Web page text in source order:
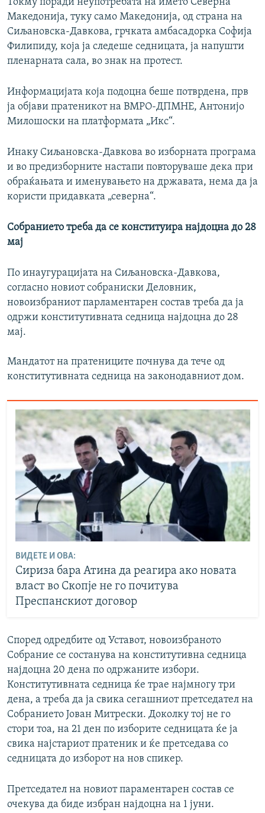
Македонија, туку само Македонија, од страна на
Сиљановска-Давкова, грчката амбасадорка Софија
Филипиду, која ја следеше седницата, ја напушти
пленарната сала, во знак на протест.
Информацијата која подоцна беше потврдена, прв
ја објави пратеникот на ВМРО-ДПМНЕ, Антонијо
Милошоски на платформата „Икс“.
Инаку Сиљановска-Давкова во изборната програма
и во предизборните настапи повторуваше дека при
обраќањата и именувањето на државата, нема да ја
користи придавката „северна“.
Собранието треба да се конституира најдоцна до 28
мај
По инаугурацијата на Сиљановска-Давкова,
согласно новиот собраниски Деловник,
новоизбраниот парламентарен состав треба да ја
одржи конститутивната седница најдоцна до 28
мај.
Мандатот на пратениците почнува да тече од
конститутивната седница на законодавниот дом.
ВИДЕТЕ И ОВА:
Сириза бара Атина да реагира ако новата
власт во Скопје не го почитува
Преспанскиот договор
Според одредбите од Уставот, новоизбраното
Собрание се состанува на конститутивна седница
најдоцна 20 дена по одржаните избори.
Конститутивната седница ќе трае најмногу три
дена, а треба да ја свика сегашниот претседател на
Собранието Јован Митрески. Доколку тој не го
стори тоа, на 21 ден по изборите седницата ќе ја
свика најстариот пратеник и ќе претседава со
седницата до изборот на нов спикер.
Претседател на новиот параментарен состав се
очекува да биде избран најдоцна на 1 јуни.